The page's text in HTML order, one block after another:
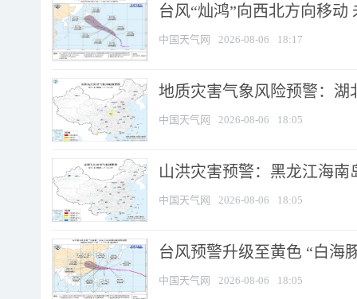
台风“灿鸿”向西北方向移动
中国天气网 2026-08-06 18:17
地质灾害气象风险预警：湖
中国天气网 2026-08-06 18:05
山洪灾害预警：黑龙江海
中国天气网 2026-08-06 18:05
台风预警升级至黄色 “白海
中国天气网 2026-08-06 18:05